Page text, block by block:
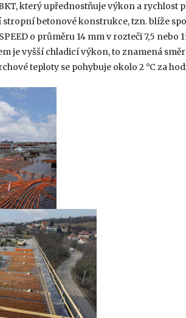
který upřednostňuje výkon a rychlost
stropní betonové konstrukce, tzn. blíže
o průměru 14 mm v rozteči 7,5
je vyšší chladicí výkon, to znamená
teploty se pohybuje okolo 2 °C za